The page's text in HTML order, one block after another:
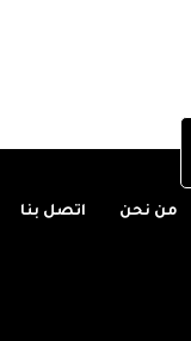
من نحن اتصل بنا